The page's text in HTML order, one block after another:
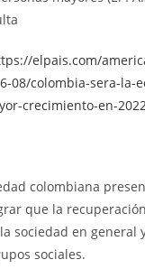
elpais.com/
08/colombia-sera-la-
crecimiento-en-
colombiana
que la
sociedad en general
sociales.